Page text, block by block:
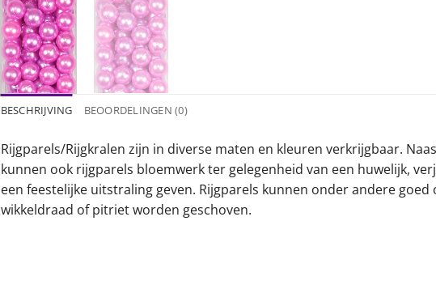
BESCHRIJVING BEOORDELINGEN (0)
Rijgparels/Rijgkralen zijn in diverse maten en kleuren verkrijgbaar.
kunnen ook rijgparels bloemwerk ter gelegenheid van een huwelijk,
een feestelijke uitstraling geven. Rijgparels kunnen onder andere
wikkeldraad of pitriet worden geschoven.